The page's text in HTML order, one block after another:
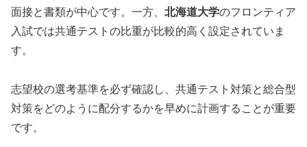
面接と書類が中心です。一方、 北海道大学のフロンティア
入試では共通テストの比重が比較的高く設定されていま
す。
志望校の選考基準を必ず確認し、共通テスト対策と総合型
対策をどのように配分するかを早めに計画することが重要
です。